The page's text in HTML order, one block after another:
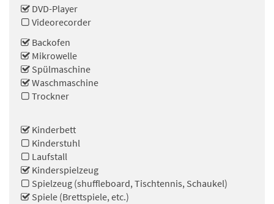
DVD-Player
Videorecorder
Backofen
Mikrowelle
Spülmaschine
Waschmaschine
Trockner
Kinderbett
Kinderstuhl
Laufstall
Kinderspielzeug
Spielzeug (shuffleboard, Tischtennis, Schaukel)
Spiele (Brettspiele, etc.)